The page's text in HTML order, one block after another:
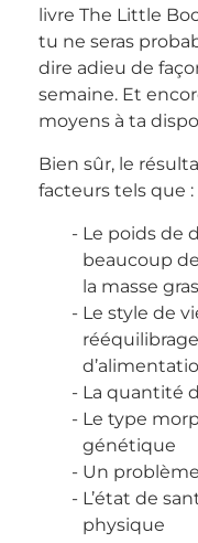
livre The Little
tu ne seras
dire adieu de
semaine. Et
moyens à ta
Bien sûr, le
facteurs tels que :
Le poids de
beaucoup
la masse
Le style de
La quantité
Le type
génétique
Un
L’état de
physique